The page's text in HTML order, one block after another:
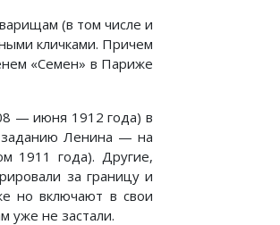
(в том числе и
кличками. Причем
«Семен» в Париже
— июня 1912 года) в
заданию Ленина — на
1911 года). Другие,
за границу и
но включают в свои
уже не застали.